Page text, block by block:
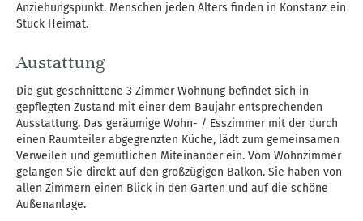
Anziehungspunkt. Menschen jeden Alters finden in Konstanz ein
Stück Heimat.
Austattung
Die gut geschnittene 3 Zimmer Wohnung befindet sich in
gepflegten Zustand mit einer dem Baujahr entsprechenden
Ausstattung. Das geräumige Wohn- / Esszimmer mit der durch
einen Raumteiler abgegrenzten Küche, lädt zum gemeinsamen
Verweilen und gemütlichen Miteinander ein. Vom Wohnzimmer
gelangen Sie direkt auf den großzügigen Balkon. Sie haben von
allen Zimmern einen Blick in den Garten und auf die schöne
Außenanlage.